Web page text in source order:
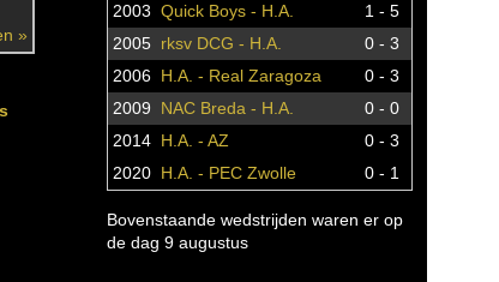
»
2003 Quick Boys - H.A.
1 - 5
2005 rksv DCG - H.A.
0 - 3
2006 H.A. - Real Zaragoza
0 - 3
2009
NAC Breda - H.A.
0 - 0
2014 H.A. - AZ
0 - 3
2020 H.A. - PEC Zwolle 0 - 1
Bovenstaande wedstrijden waren er op
de dag 9 augustus